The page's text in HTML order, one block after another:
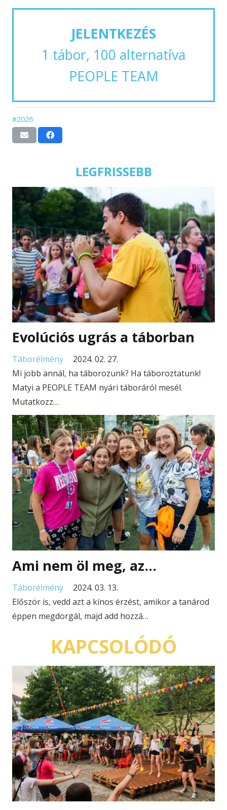
JELENTKEZÉS
1 tábor, 100 alternatíva
PEOPLE TEAM
#2026
LEGFRISSEBB
Evolúciós ugrás a táborban
Táborélmény
2024. 02. 27.
Mi jobb annál, ha táborozunk? Ha táboroztatunk!
Matyi a PEOPLE TEAM nyári táboráról mesél.
Mutatkozz…
Ami nem öl meg, az…
Táborélmény
2024. 03. 13.
Először is, vedd azt a kínos érzést, amikor a tanárod
éppen megdorgál, majd add hozzá…
KAPCSOLÓDÓ